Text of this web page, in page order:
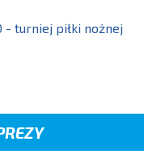
- turniej piłki nożnej